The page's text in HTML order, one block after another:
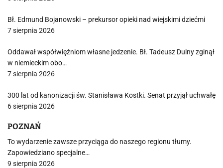
Bł. Edmund Bojanowski – prekursor opieki nad wiejskimi dziećmi
7 sierpnia 2026
Oddawał współwięźniom własne jedzenie. Bł. Tadeusz Dulny zginął
w niemieckim obo…
7 sierpnia 2026
300 lat od kanonizacji św. Stanisława Kostki. Senat przyjął uchwałę
6 sierpnia 2026
POZNAŃ
To wydarzenie zawsze przyciąga do naszego regionu tłumy.
Zapowiedziano specjalne…
9 sierpnia 2026